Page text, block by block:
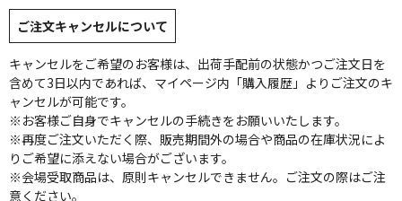
ご注文キャンセルについて
キャンセルをご希望のお客様は、出荷手配前の状態かつご注文日を
含めて3日以内であれば、マイページ内「購入履歴」よりご注文のキ
ャンセルが可能です。
※お客様ご自身でキャンセルの手続きをお願いいたします。
※再度ご注文いただく際、販売期間外の場合や商品の在庫状況によ
りご希望に添えない場合がございます。
※会場受取商品は、原則キャンセルできません。ご注文の際はご注
意ください。